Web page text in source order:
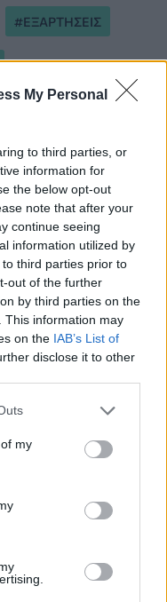
My Personal
to third parties, or
information for
the below opt-out
note that after your
continue seeing
information utilized by
third parties prior to
out of the further
by third parties on the
This information may
on the IAB’s List of
disclose it to other
my
ΕΞΑΡΤΗΣΕΙΣ
ΚΑΤΗΓΟΡΙΑ
Δαφνί: «Ο
αναδεικνύει
προσωπικού»
2026